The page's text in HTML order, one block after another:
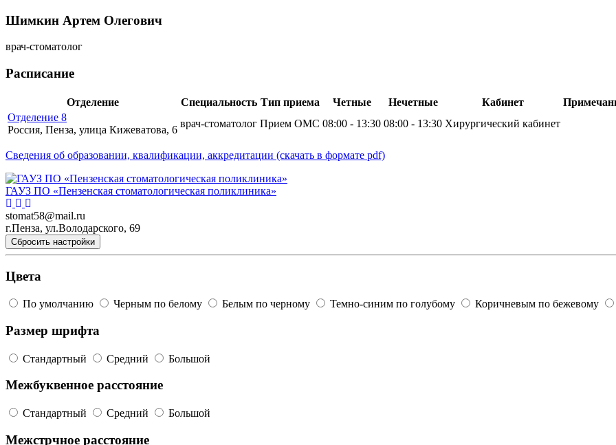
Шимкин Артем Олегович
врач-стоматолог
Расписание
Отделение Специальность Тип приема Четные Нечетные Кабинет
Отделение 8
Россия, Пенза, улица Кижеватова, 6
врач-стоматолог Прием ОМС 08:00 - 13:30 08:00 - 13:30 Хирургический кабинет
Сведения об образовании, квалификации, аккредитации (скачать в формате pdf)
ГАУЗ ПО «Пензенская стоматологическая поликлиника»
stomat58@mail.ru
г.Пенза, ул.Володарского, 69
Сбросить настройки
Цвета
По умолчанию Черным по белому Белым по черному Темно-синим по голубому Коричневым по бежевому
Размер шрифта
Стандартный Средний Большой
Межбуквенное расстояние
Стандартный Средний Большой
Межстрчное расстояние